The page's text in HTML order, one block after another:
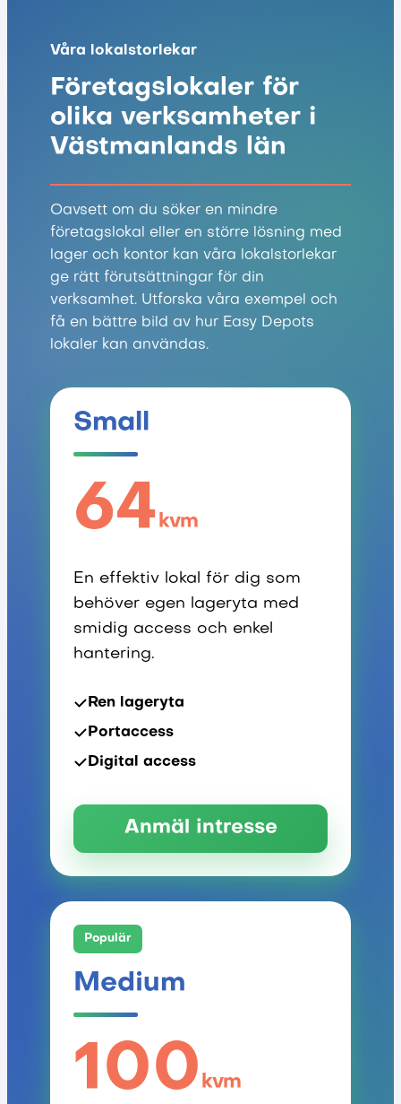
Våra lokalstorlekar
Företagslokaler för
olika verksamheter i
Västmanlands län
Oavsett om du söker en mindre
företagslokal eller en större lösning med
lager och kontor kan våra lokalstorlekar
ge rätt förutsättningar för din
verksamhet. Utforska våra exempel och
få en bättre bild av hur Easy Depots
lokaler kan användas.
Small
64kvm
En effektiv lokal för dig som
behöver egen lageryta med
smidig access och enkel
hantering.
Ren lageryta
Portaccess
Digital access
Anmäl intresse
Populär
Medium
100 kvm